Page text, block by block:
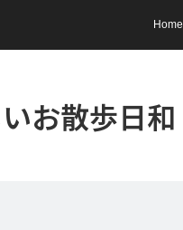
Home
お散歩日和